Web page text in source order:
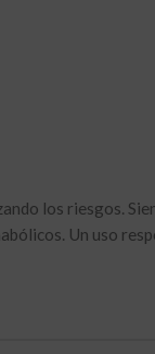
los riesgos.
Un uso